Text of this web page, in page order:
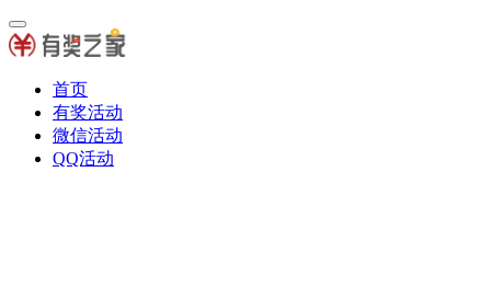
首页
有奖活动
微信活动
QQ活动